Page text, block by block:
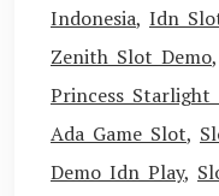
Indonesia, Idn
Zenith Slot Demo,
Princess Starlight
Ada Game Slot,
Demo Idn Play,